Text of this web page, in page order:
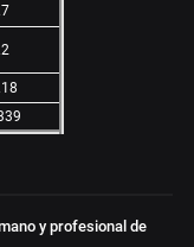
y profesional de